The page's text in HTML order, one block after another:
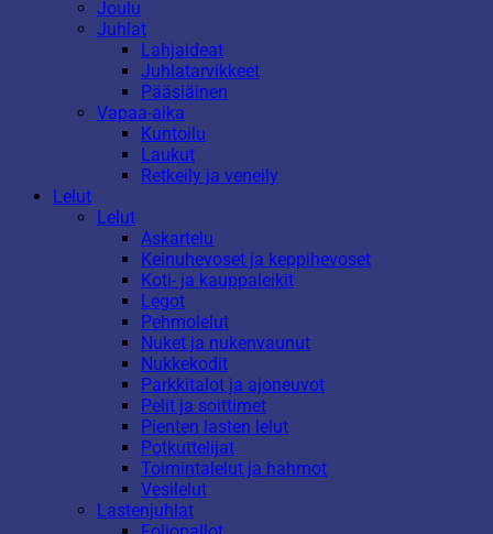
Joulu
Juhlat
Lahjaideat
Juhlatarvikkeet
Pääsiäinen
Vapaa-aika
Kuntoilu
Laukut
Retkeily ja veneily
Lelut
Lelut
Askartelu
Keinuhevoset ja keppihevoset
Koti- ja kauppaleikit
Legot
Pehmolelut
Nuket ja nukenvaunut
Nukkekodit
Parkkitalot ja ajoneuvot
Pelit ja soittimet
Pienten lasten lelut
Potkuttelijat
Toimintalelut ja hahmot
Vesilelut
Lastenjuhlat